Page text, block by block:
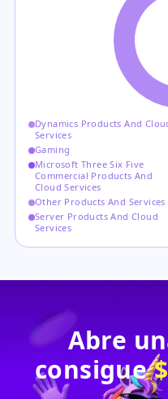
Dynamics Products And
Services
Gaming
Microsoft Three Six Five
Commercial Products And
Cloud Services
Other Products And Services
Server Products And Cloud
Services
Abre
consigue